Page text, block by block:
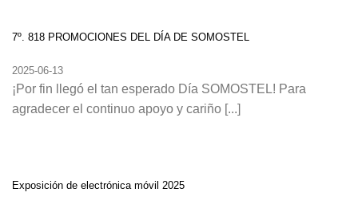
7º. 818 PROMOCIONES DEL DÍA DE SOMOSTEL
2025-06-13
¡Por fin llegó el tan esperado Día SOMOSTEL! Para
agradecer el continuo apoyo y cariño [...]
Exposición de electrónica móvil 2025